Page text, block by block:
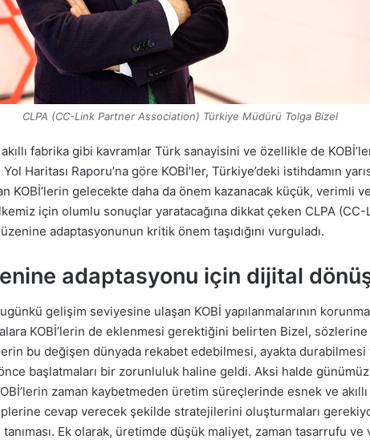
CLPA (CC-Link Partner Association) Türkiye Müdürü Tolga Bizel
fabrika gibi kavramlar Türk sanayisini ve özellikle de
Haritası Raporu’na göre KOBİ’ler, Türkiye’deki istihdamın
gelecekte daha da önem kazanacak küçük, verimli
için olumlu sonuçlar yaratacağına dikkat çeken CLPA
adaptasyonunun kritik önem taşıdığını vurguladı.
adaptasyonu için dijital
gelişim seviyesine ulaşan KOBİ yapılanmalarının
KOBİ’lerin de eklenmesi gerektiğini belirten Bizel,
bu değişen dünyada rekabet edebilmesi, ayakta
başlatmaları bir zorunluluk haline geldi. Aksi halde günümüz
zaman kaybetmeden üretim süreçlerinde esnek ve
cevap verecek şekilde stratejilerini oluşturmaları
Ek olarak, üretimde düşük maliyet, zaman tasarrufu ve